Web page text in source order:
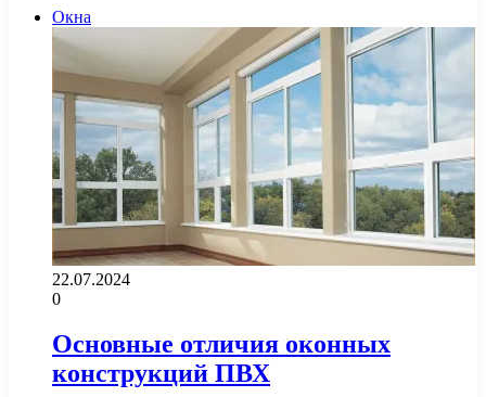
Окна
22.07.2024
0
Основные отличия оконных
конструкций ПВХ